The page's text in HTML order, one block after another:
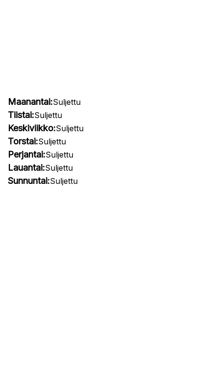
Maanantai:Suljettu
Tiistai:Suljettu
Keskiviikko:Suljettu
Torstai:Suljettu
Perjantai:Suljettu
Lauantai:Suljettu
Sunnuntai:Suljettu